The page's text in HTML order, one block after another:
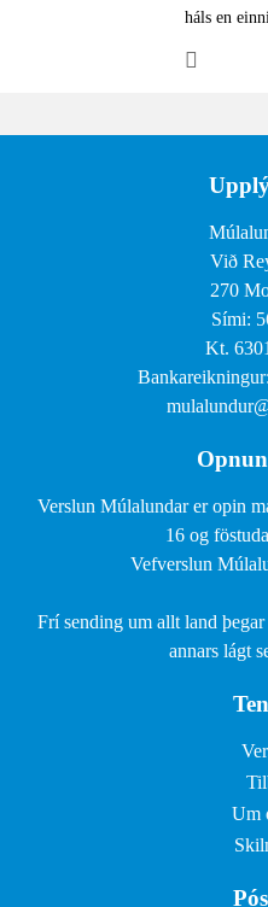
háls en
Við
270
Sími:
Kt.
Verslun Múlalundar er opin
16 og
Vefverslun
Frí sending um allt land
annars lágt
Um